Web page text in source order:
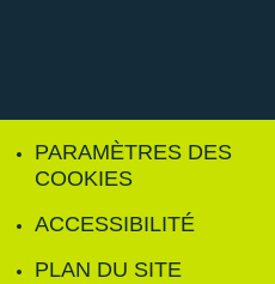
PARAMÈTRES DES
COOKIES
ACCESSIBILITÉ
PLAN DU SITE